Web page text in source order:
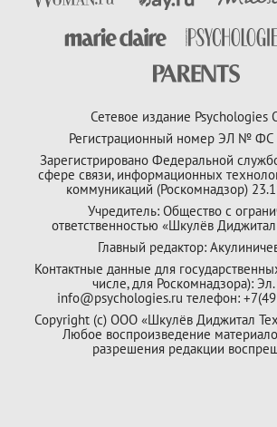
Сетевое издание Psychologies
Регистрационный номер ЭЛ № ФС
Зарегистрировано Федеральной
сфере связи, информационных
коммуникаций (Роскомнадзор)
Учредитель: Общество с
ответственностью «Шкулёв
Главный редактор:
Контактные данные для
числе, для Роскомнадзора): Эл.
info@psychologies.ru телефон:
Copyright (с) ООО «Шкулёв Диджитал
Любое воспроизведение
разрешения редакции